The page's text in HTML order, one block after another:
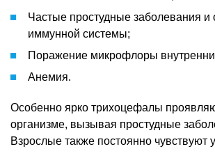
Частые простудные заболевания и
иммунной системы;
Поражение микрофлоры
Анемия.
Особенно ярко трихоцефалы
организме, вызывая простудные
Взрослые также постоянно чувствуют